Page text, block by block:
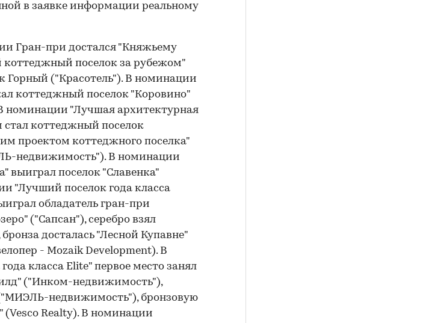
в заявке информации реальному
Гран-при достался "Княжьему
поселок за рубежом"
Горный ("Красотель"). В номинации
коттеджный поселок "Коровино"
"Лучшая архитектурная
стал коттеджный поселок
проектом коттеджного поселка"
недвижимость"). В номинации
выиграл поселок "Славенка"
"Лучший поселок года класса
обладатель гран-при
("Сапсан"), серебро взял
досталась "Лесной Купавне"
- Mozaik Development). В
класса Elite" первое место занял
("Инком-недвижимость"),
("МИЭЛЬ-недвижимость"), бронзовую
(Vesco Realty). В номинации